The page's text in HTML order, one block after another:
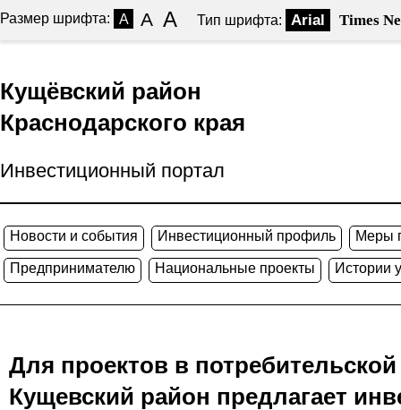
Размер шрифта: A A A Тип шрифта: Arial Times
Кущёвский район
Краснодарского края
Инвестиционный портал
Новости и события Инвестиционный профиль Меры
Предпринимателю Национальные проекты Истории
Для проектов в
Кущевский район предлагает